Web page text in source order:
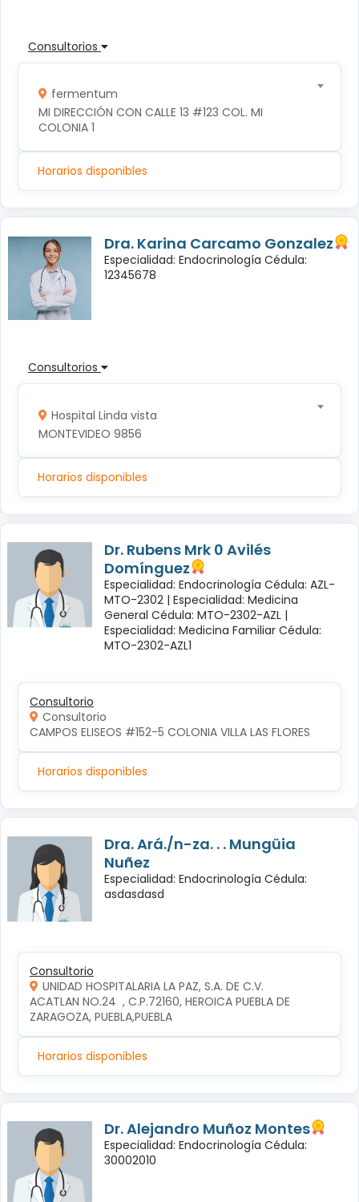
Consultorios
fermentum
MI DIRECCIÓN CON CALLE 13 #123 COL. MI
COLONIA 1
Horarios disponibles
Dra. Karina Carcamo Gonzalez
Especialidad: Endocrinología Cédula:
12345678
Consultorios
Hospital Linda vista
MONTEVIDEO 9856
Horarios disponibles
Dr. Rubens Mrk 0 Avilés
Domínguez
Especialidad: Endocrinología Cédula: AZL-
MTO-2302 | Especialidad: Medicina
General Cédula: MTO-2302-AZL |
Especialidad: Medicina Familiar Cédula:
MTO-2302-AZL1
Consultorio
Consultorio
CAMPOS ELISEOS #152-5 COLONIA VILLA LAS FLORES
Horarios disponibles
Dra. Ará./n-za. . . Mungüia
Nuñez
Especialidad: Endocrinología Cédula:
asdasdasd
Consultorio
UNIDAD HOSPITALARIA LA PAZ, S.A. DE C.V.
ACATLAN NO.24  , C.P.72160, HEROICA PUEBLA DE
ZARAGOZA, PUEBLA,PUEBLA
Horarios disponibles
Dr. Alejandro Muñoz Montes
Especialidad: Endocrinología Cédula:
30002010